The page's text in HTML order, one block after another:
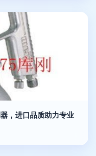
，进口品质助力专业